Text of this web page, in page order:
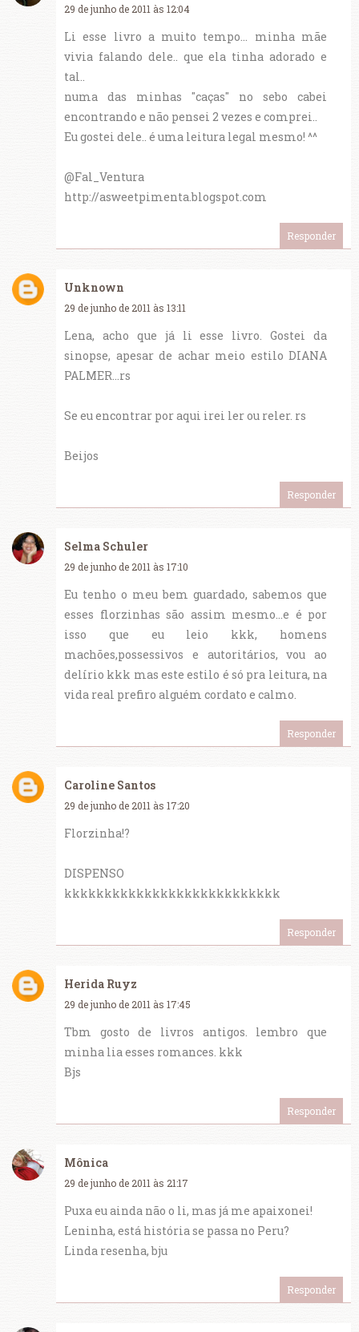
29 de junho de 2011 às 12:04
Li esse livro a muito tempo... minha mãe
vivia falando dele.. que ela tinha adorado e
tal..
numa das minhas "caças" no sebo cabei
encontrando e não pensei 2 vezes e comprei..
Eu gostei dele.. é uma leitura legal mesmo! ^^
@Fal_Ventura
http://asweetpimenta.blogspot.com
Responder
Unknown
29 de junho de 2011 às 13:11
Lena, acho que já li esse livro. Gostei da
sinopse, apesar de achar meio estilo DIANA
PALMER...rs
Se eu encontrar por aqui irei ler ou reler. rs
Beijos
Responder
Selma Schuler
29 de junho de 2011 às 17:10
Eu tenho o meu bem guardado, sabemos que
esses florzinhas são assim mesmo...e é por
isso que eu leio kkk, homens
machões,possessivos e autoritários, vou ao
delírio kkk mas este estilo é só pra leitura, na
vida real prefiro alguém cordato e calmo.
Responder
Caroline Santos
29 de junho de 2011 às 17:20
Florzinha!?
DISPENSO
kkkkkkkkkkkkkkkkkkkkkkkkkkk
Responder
Herida Ruyz
29 de junho de 2011 às 17:45
Tbm gosto de livros antigos. lembro que
minha lia esses romances. kkk
Bjs
Responder
Mônica
29 de junho de 2011 às 21:17
Puxa eu ainda não o li, mas já me apaixonei!
Leninha, está história se passa no Peru?
Linda resenha, bju
Responder